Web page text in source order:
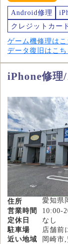
Android修理
クレジットカー
ゲーム機修理はこ
データ復旧はこち
iPhone修理
住所
愛知県
営業時間
10:00-
定休日
なし
駐車場
店舗前
近い地域
岡崎市